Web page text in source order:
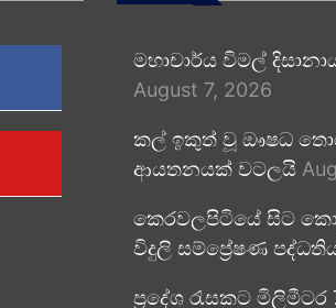
මහාචාර්ය විමල්
August 7, 2026
කල් ඉකුත් වූ ඖෂධ
ආයතනයක් වටලයි
කෙරවලපිටියේ සිට
විදුලි සම්ප්‍රේෂණ
ප්‍රදේශ රැසකට